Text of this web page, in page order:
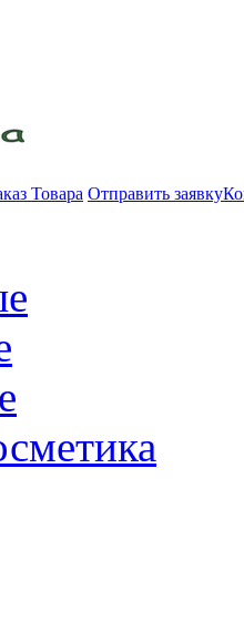
Товара Отправить заявку